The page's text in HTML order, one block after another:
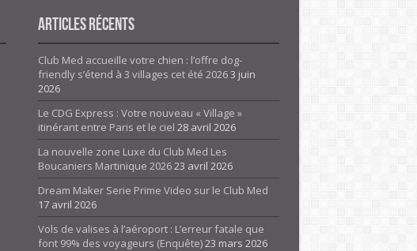
Articles Récents
Club Med accueille votre chien : l’offre dog-
friendly s’étend à 3 villages cet été 20263 juin
2026
Le CDG Express : Votre nouveau « Village »
itinérant entre Paris et le ciel 28 avril 2026
La nouvelle zone Luxe du Club Med Les
Boucaniers Martinique 202623 avril 2026
Dream Maker Serie Prime Video sur le Club Med
17 avril 2026
Vols de valises à l’aéroport : L’erreur fatale que
font 99% des voyageurs (Enquête)23 mars 2026